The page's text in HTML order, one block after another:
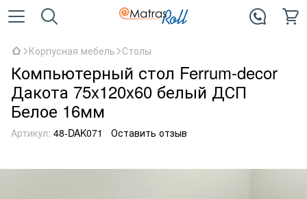
Корпусная мебель Столы
Компьютерный стол Ferrum-decor
Дакота 75x120x60 белый ДСП
Белое 16мм
Артикул: 48-DAK071 Оставить отзыв